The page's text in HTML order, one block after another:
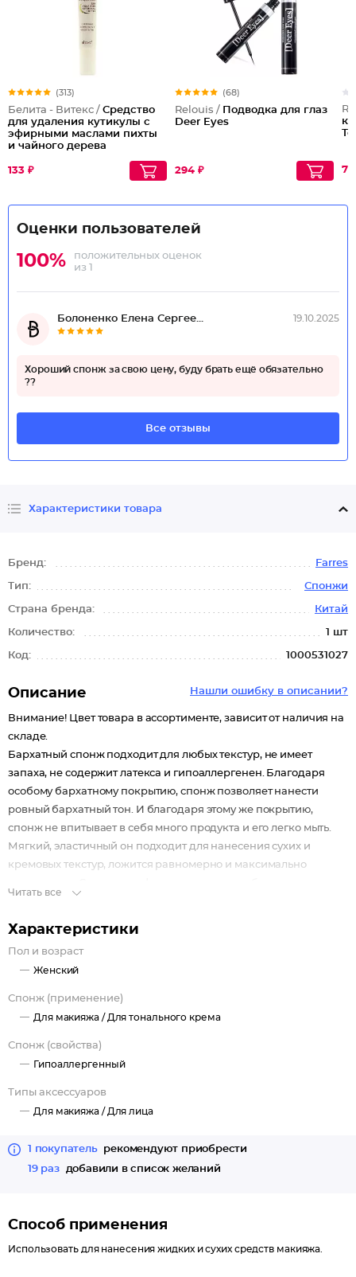
(313)
Белита - Витекс / Средство
для удаления кутикулы с
эфирными маслами пихты
и чайного дерева
133 ₽
(68)
Relouis / Подводка для глаз
Deer Eyes
294 ₽
Оценки пользователей
100%
положительных оценок
из 1
Болоненко Елена Сергее... 19.10.2025
Хороший спонж за свою цену, буду брать ещё обязательно
??
Все отзывы
Характеристики товара
Бренд: Farres
Тип: Спонжи
Страна бренда: Китай
Количество: 1 шт
Код: 1000531027
Нашли ошибку в описании?
Описание
Внимание! Цвет товара в ассортименте, зависит от наличия на
складе.
Бархатный спонж подходит для любых текстур, не имеет
запаха, не содержит латекса и гипоаллергенен. Благодаря
особому бархатному покрытию, спонж позволяет нанести
ровный бархатный тон. И благодаря этому же покрытию,
спонж не впитывает в себя много продукта и его легко мыть.
Мягкий, эластичный он подходит для нанесения сухих и
кремовых текстур, ложится равномерно и максимально
Читать все
Характеристики
Пол и возраст
Женский
Спонж (применение)
Для макияжа / Для тонального крема
Спонж (свойства)
Гипоаллергенный
Типы аксессуаров
Для макияжа / Для лица
1 покупатель
рекомендуют приобрести
19 раз
добавили в список желаний
Способ применения
Использовать для нанесения жидких и сухих средств макияжа.